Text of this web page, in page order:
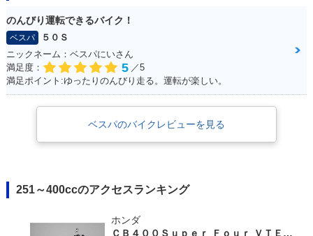
のんびり運転できるバイク！
ベスパ
５０Ｓ
ニックネーム：ベスパにいさん
満足度：
5 ／5
満足ポイント:ゆったりのんびり走る。運転が楽しい。
ベスパのバイクレビューを見る
251～400ccのアクセスランキング
ホンダ
ＣＢ４００Ｓｕｐｅｒ Ｆｏｕｒ ＶＴＥＣ ＳＰＥＣ３